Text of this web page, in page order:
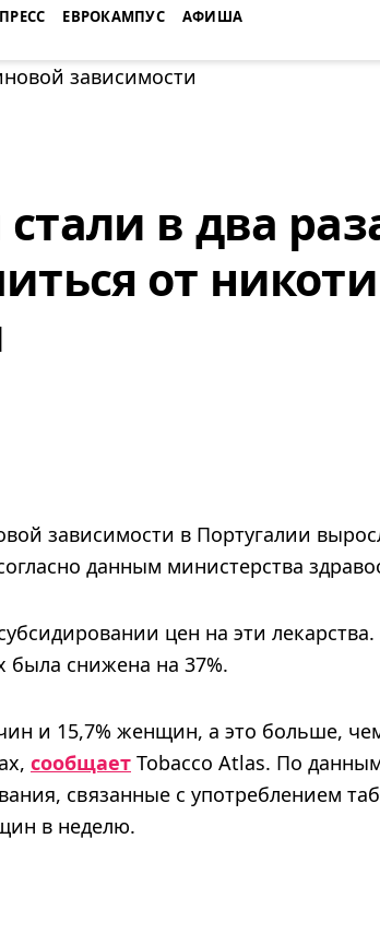
ЕВРОКАМПУС АФИША
в два
от
зависимости в Португалии
данным министерства
цен на эти лекарства.
была снижена на 37%.
и 15,7% женщин, а это больше,
сообщает Tobacco Atlas. По
связанные с употреблением
в неделю.